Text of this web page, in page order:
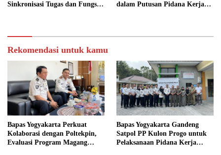
Sinkronisasi Tugas dan Fungsi
dalam Putusan Pidana Kerja
Rekomendasi untuk kamu
Bapas Yogyakarta Perkuat
Kolaborasi dengan Poltekpin,
Evaluasi Program Magang
Bapas Yogyakarta Gandeng
Satpol PP Kulon Progo untuk
Pelaksanaan Pidana Kerja